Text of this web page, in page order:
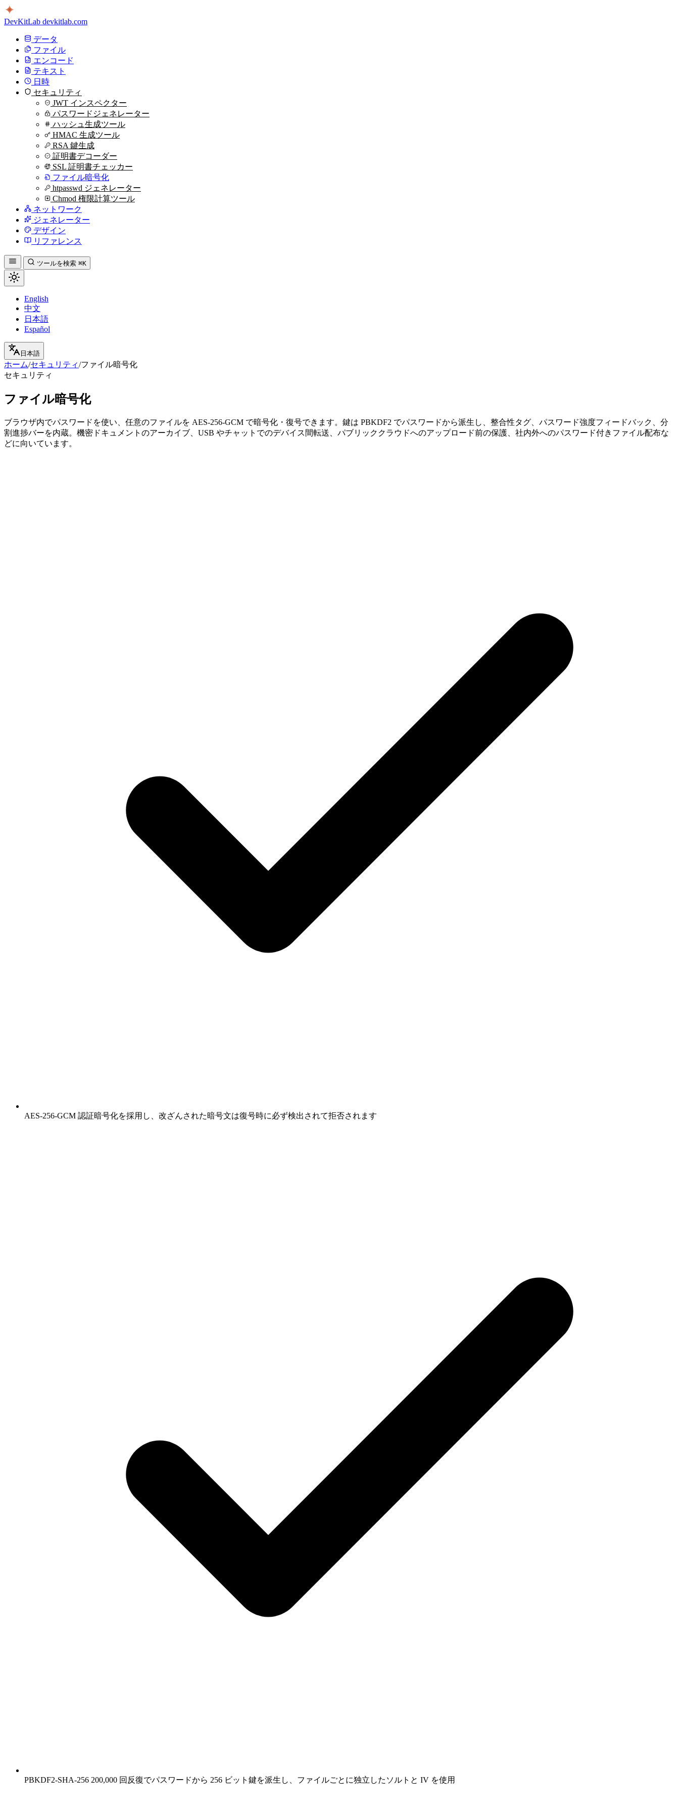
DevKitLab devkitlab.com
データ
ファイル
エンコード
テキスト
日時
セキュリティ
JWT インスペクター
パスワードジェネレーター
ハッシュ生成ツール
HMAC 生成ツール
RSA 鍵生成
証明書デコーダー
SSL 証明書チェッカー
ファイル暗号化
htpasswd ジェネレーター
Chmod 権限計算ツール
ネットワーク
ジェネレーター
デザイン
リファレンス
ツールを検索 ⌘K
English
中文
日本語
Español
日本語
ホーム/セキュリティ/ファイル暗号化
セキュリティ
ファイル暗号化
ブラウザ内でパスワードを使い、任意のファイルを AES-256-GCM で暗号化・復号できます。鍵は PBKDF2 でパスワードから派生し、整合性タグ、パスワード強度フィードバック、分
割進捗バーを内蔵。機密ドキュメントのアーカイブ、USB やチャットでのデバイス間転送、パブリッククラウドへのアップロード前の保護、社内外へのパスワード付きファイル配布な
どに向いています。
AES-256-GCM 認証暗号化を採用し、改ざんされた暗号文は復号時に必ず検出されて拒否されます
PBKDF2-SHA-256 200,000 回反復でパスワードから 256 ビット鍵を派生し、ファイルごとに独立したソルトと IV を使用